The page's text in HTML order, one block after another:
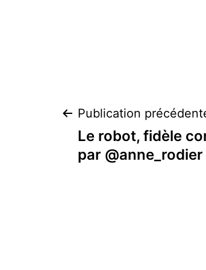
Navigation
de
Publication
Le robot, fidèle
par